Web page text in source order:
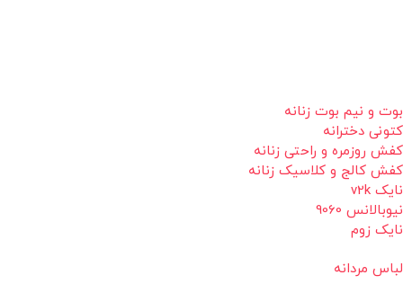
بوت و نیم بوت زنانه
کتونی دخترانه
کفش روزمره و راحتی زنانه
کفش کالج و کلاسیک زنانه
نایک v2k
نیوبالانس 9060
نایک زوم
لباس مردانه